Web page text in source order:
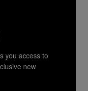
verunglimpft
fügt er
von der
Funiciello
Passage des
you access to
new